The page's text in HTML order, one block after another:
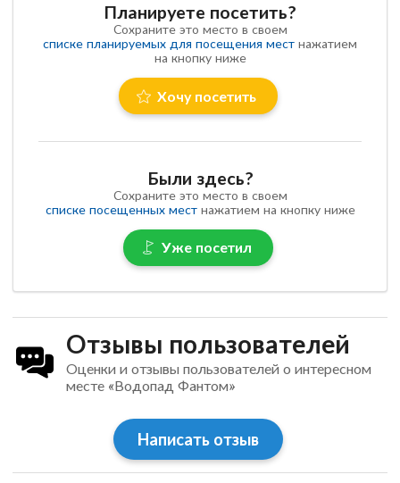
Планируете посетить?
Сохраните это место в своем
списке планируемых для посещения мест нажатием
на кнопку ниже
Хочу посетить
Были здесь?
Сохраните это место в своем
списке посещенных местнажатием на кнопку ниже
Уже посетил
Отзывы пользователей
Оценки и отзывы пользователей о интересном
месте «Водопад Фантом»
Написать отзыв